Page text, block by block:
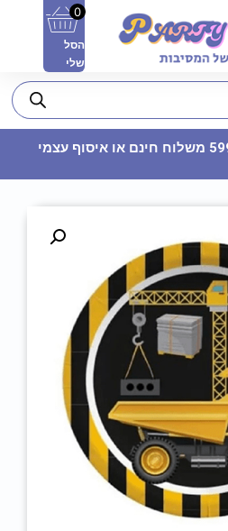
צבע מאכל לקצפת ומקרונים -
סגול לבנדר
49.90
+
0
הסל
שלי